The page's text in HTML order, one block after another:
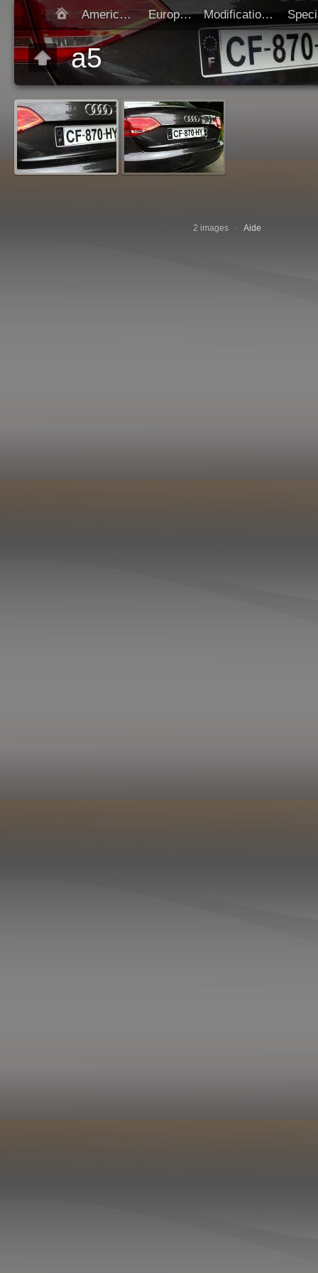
Americaines Europeen Modification SIV
a5
Démarrer
2 images · Aide